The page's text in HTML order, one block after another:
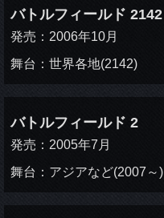
バトルフィールド 2142
発売：2006年10月
舞台：世界各地(2142)
バトルフィールド 2
発売：2005年7月
舞台：アジアなど(2007～)